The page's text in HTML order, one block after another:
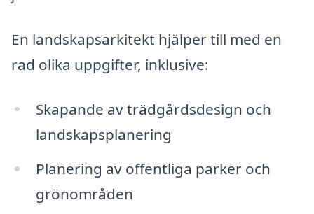
En landskapsarkitekt hjälper till med en
rad olika uppgifter, inklusive:
Skapande av trädgårdsdesign och
landskapsplanering
Planering av offentliga parker och
grönområden